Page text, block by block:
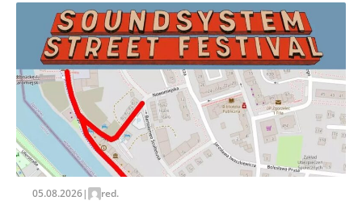
Zapamiętaj moje dane w tej przeglądarce podczas
pisania kolejnych komentarzy.
05.08.2026| red.